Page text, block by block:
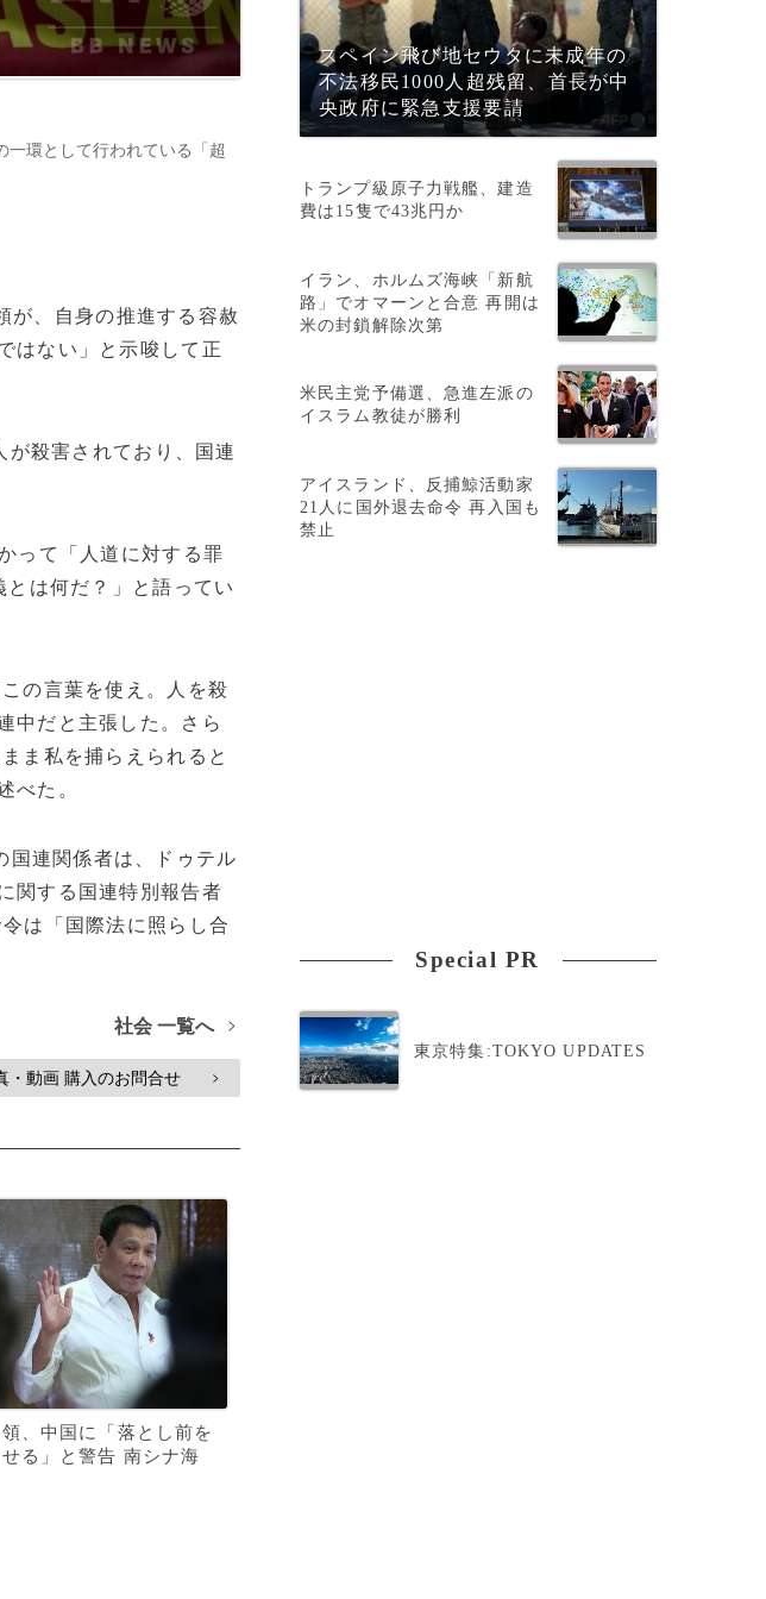
環として行われている「超
が、自身の推進する容赦
はない」と示唆して正
殺害されており、国連
って「人道に対する罪
は何だ？」と語ってい
の言葉を使え。人を殺
中だと主張した。さら
ま私を捕らえられると
べた。
国連関係者は、ドゥテル
関する国連特別報告者
は「国際法に照らし合
社会 一覧へ >
・動画 購入のお問合せ >
、中国に「落とし前を
る」と警告 南シナ海
スペイン飛び地セウタに未成年の
不法移民1000人超残留、首長が中
央政府に緊急支援要請
トランプ級原子力戦艦、建造
費は15隻で43兆円か
イラン、ホルムズ海峡「新航
路」でオマーンと合意 再開は
米の封鎖解除次第
米民主党予備選、急進左派の
イスラム教徒が勝利
アイスランド、反捕鯨活動家
21人に国外退去命令 再入国も
禁止
Special PR
東京特集:TOKYO UPDATES